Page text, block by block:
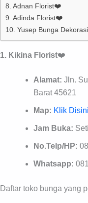
8. Adnan Florist❤️
9. Adinda Florist❤️
10. Yusep Bunga
1. Kikina Florist❤️
Alamat: Jln.
Barat 45621
Map: Klik Disini
Jam Buka:
No.Telp/HP:
Whatsapp:
Daftar toko bunga yang